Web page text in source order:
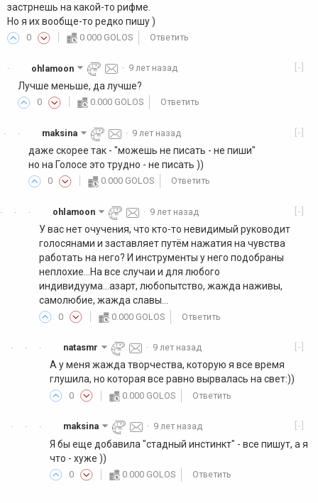
застрнешь на какой-то рифме.
Но я их вообще-то редко пишу )
0 0.000 GOLOS Ответить
· [-]
ohlamoon · 9 лет назад
Лучше меньше, да лучше?
0 0.000 GOLOS Ответить
·
· [-]
maksina · 9 лет назад
даже скорее так - "можешь не писать - не пиши"
но на Голосе это трудно - не писать ))
0 0.000 GOLOS Ответить
·
·
· [-]
ohlamoon · 9 лет назад
У вас нет очучения, что кто-то невидимый руководит
голосянами и заставляет путём нажатия на чувства
работать на него? И инструменты у него подобраны
неплохие...На все случаи и для любого
индивидуума...азарт, любопытство, жажда наживы,
самолюбие, жажда славы...
0 0.000 GOLOS Ответить
·
·
· [-]
natasmr · 9 лет назад
А у меня жажда творчества, которую я все время
глушила, но которая все равно вырвалась на свет:))
0 0.000 GOLOS Ответить
·
·
· [-]
maksina · 9 лет назад
Я бы еще добавила "стадный инстинкт" - все пишут, а я
что - хуже ))
0 0.000 GOLOS Ответить